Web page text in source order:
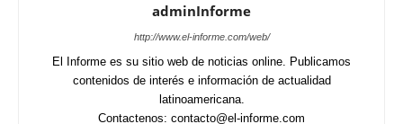
adminInforme
http://www.el-informe.com/web/
El Informe es su sitio web de noticias online. Publicamos
contenidos de interés e información de actualidad
latinoamericana.
Contactenos: contacto@el-informe.com